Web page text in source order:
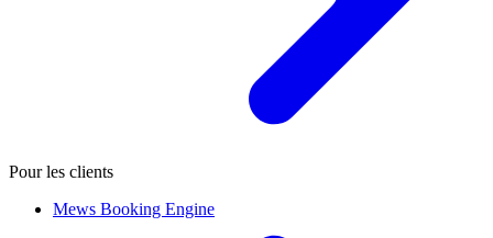
Pour les clients
Mews Booking Engine